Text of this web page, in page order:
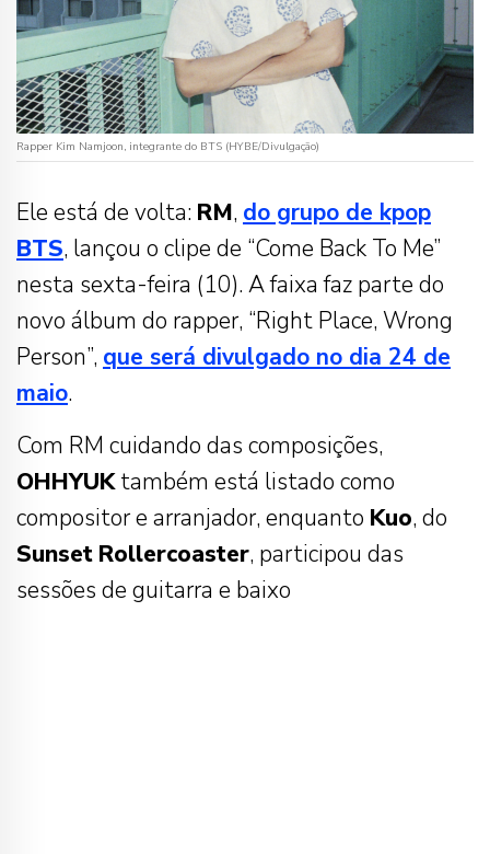
Rapper Kim Namjoon, integrante do BTS (HYBE/Divulgação)
Ele está de volta: RM, do grupo de kpop
BTS, lançou o clipe de “Come Back To Me”
nesta sexta-feira (10). A faixa faz parte do
novo álbum do rapper, “Right Place, Wrong
Person”, que será divulgado no dia 24 de
maio.
Com RM cuidando das composições,
OHHYUKtambém está listado como
compositor e arranjador, enquanto Kuo, do
Sunset Rollercoaster, participou das
sessões de guitarra e baixo